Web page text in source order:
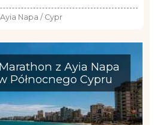
Ayia Napa / Cypr
z Ayia Napa
Północnego Cypru